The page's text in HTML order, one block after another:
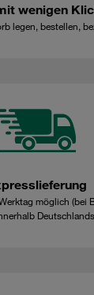
wenigen
legen, bestellen,
möglich (bei